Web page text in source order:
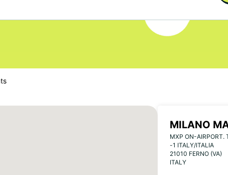
MILANO
MXP ON-AIRPORT.
-1 ITALY/ITALIA
21010 FERNO (VA)
ITALY